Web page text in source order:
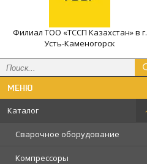
Филиал ТОО «ТССП Казахстан» в г.
Усть-Каменогорск
Каталог
Сварочное оборудование
Компрессоры